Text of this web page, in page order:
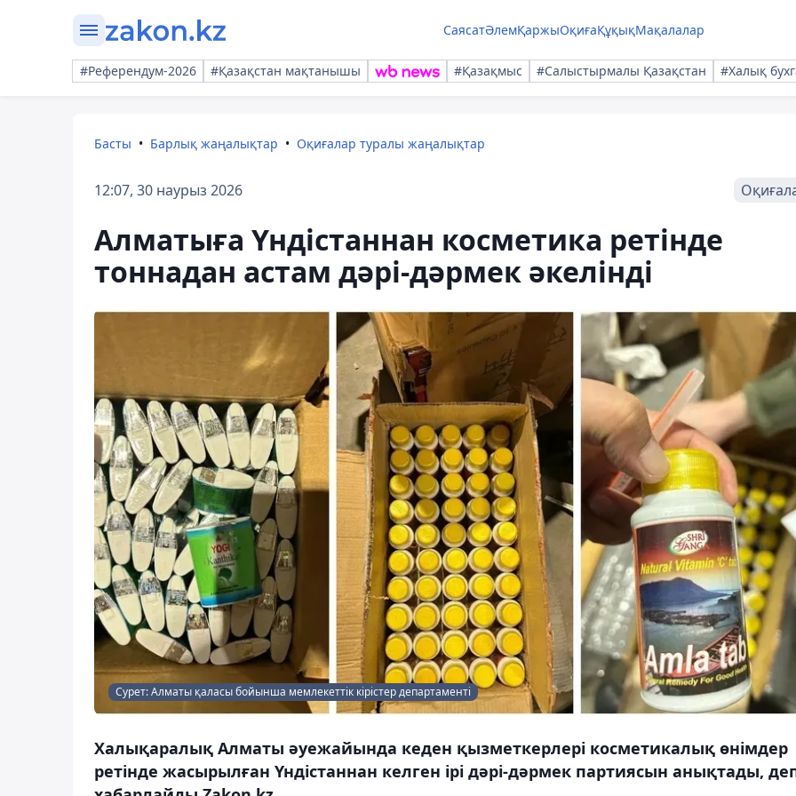
СаясатӘлемҚаржыОқиғаҚұқықМақалалар
#Референдум-2026 #Қазақстан мақтанышы #Қазақмыс #Салыстырмалы Қазақстан #Халық
Басты Барлық жаңалықтар Оқиғалар туралы жаңалықтар
12:07, 30 наурыз 2026
Алматыға Үндістаннан косметика ретінде
тоннадан астам дәрі-дәрмек әкелінді
Сурет: Алматы қаласы бойынша мемлекеттік кірістер департаменті
Халықаралық Алматы әуежайында кеден қызметкерлері косметикалық өнімдер
ретінде жасырылған Үндістаннан келген ірі дәрі-дәрмек партиясын анықтады,